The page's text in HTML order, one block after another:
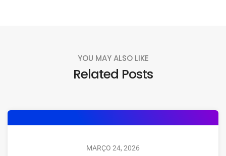
YOU MAY ALSO LIKE
Related Posts
MARÇO 24, 2026